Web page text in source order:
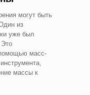
могут быть
из
уже был
масс-
массы к